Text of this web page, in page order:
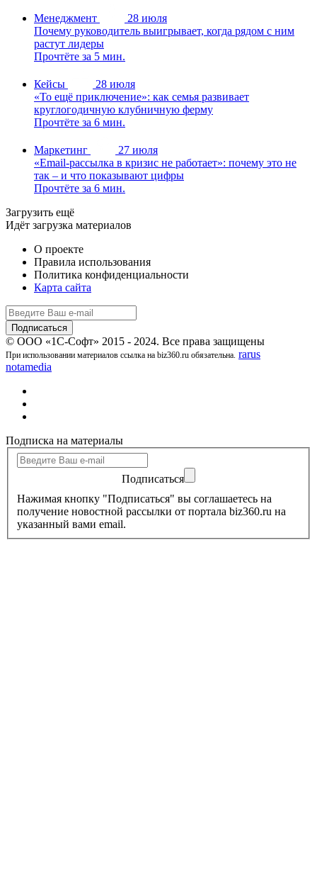
Менеджмент
28 июля
Почему руководитель выигрывает, когда рядом с ним
растут лидеры
Прочтёте за 5 мин.
Кейсы
28 июля
«То ещё приключение»: как семья развивает
круглогодичную клубничную ферму
Прочтёте за 6 мин.
Маркетинг
27 июля
«Email-рассылка в кризис не работает»: почему это не
так – и что показывают цифры
Прочтёте за 6 мин.
Загрузить ещё
Идёт загрузка материалов
О проекте
Правила использования
Политика конфиденциальности
Карта сайта
© ООО «1С-Софт» 2015 - 2024. Все права защищены
При использовании материалов ссылка на biz360.ru обязательна. rarus
notamedia
Подписка на материалы
Подписаться
Нажимая кнопку "Подписаться" вы соглашаетесь на
получение новостной рассылки от портала biz360.ru на
указанный вами email.